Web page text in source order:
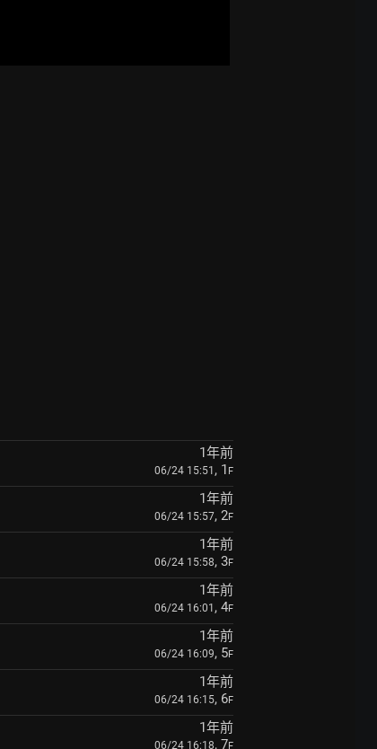
1年前
06/24 15:51 , 1 F
1年前
06/24 15:57, 2F
1年前
06/24 15:58, 3F
1年前
06/24 16:01 , 4F
1年前
06/24 16:09, 5F
1年前
06/24 16:15, 6F
1年前
06/24 16:18, 7F